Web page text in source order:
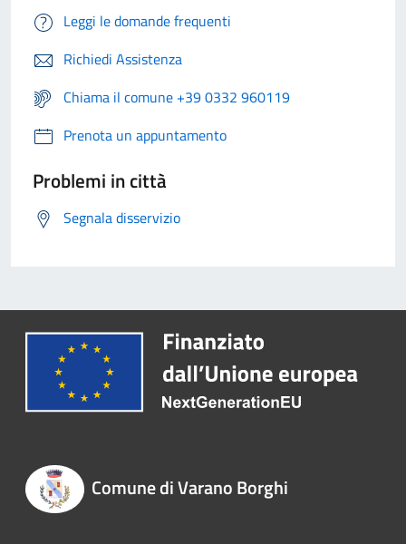
Leggi le domande frequenti
Richiedi Assistenza
Chiama il comune +39 0332 960119
Prenota un appuntamento
Problemi in città
Segnala disservizio
Comune di Varano Borghi